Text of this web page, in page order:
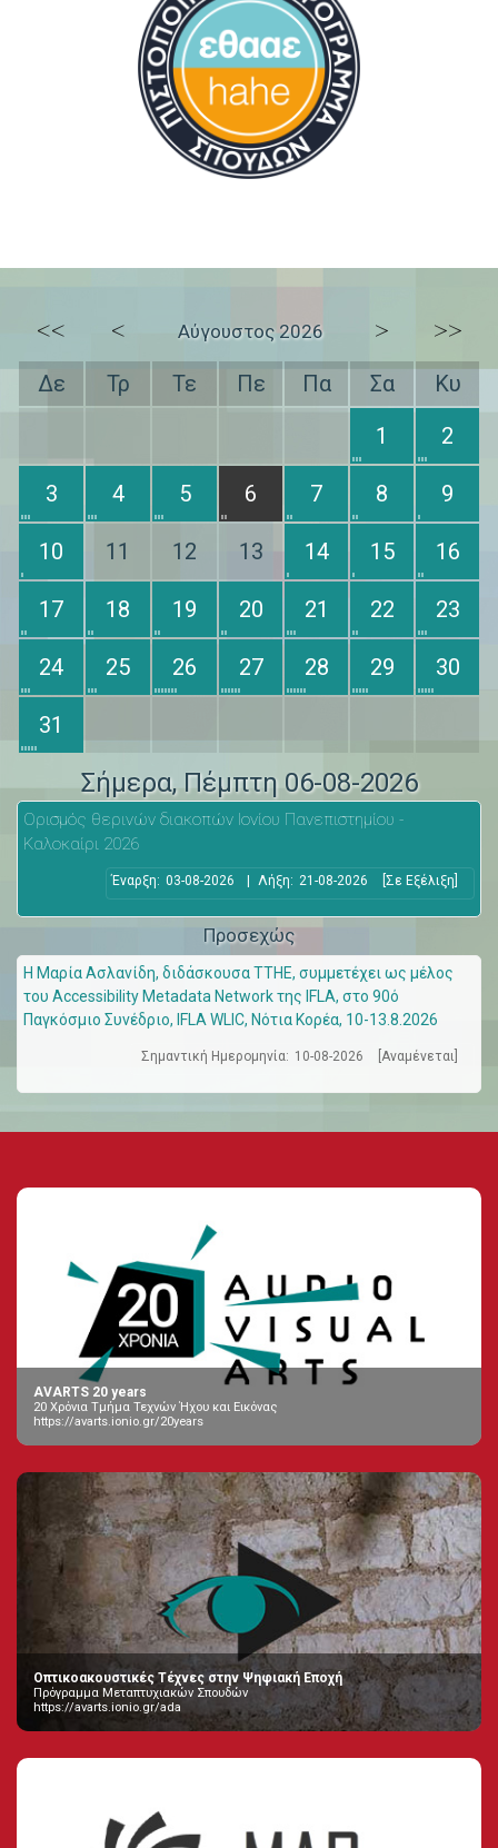
<< < Αύγουστος 2026 > >>
Δε Τρ Τε Πε Πα Σα
Κυ
1
2
3 4 5 6 7 8 9
10 11 12 13 14 15 16
17 18 19 20 21 22 23
24 25 26 27 28 29 30
31
Σήμερα, Πέμπτη 06-08-2026
Ορισμός θερινών διακοπών Ιονίου Πανεπιστημίου -
Καλοκαίρι 2026
Έναρξη: 03-08-2026 Λήξη: 21-08-2026 [Σε Εξέλιξη]
Προσεχώς
Η Μαρία Ασλανίδη, διδάσκουσα ΤΤΗΕ, συμμετέχει ως μέλος
του Accessibility Metadata Network της IFLA, στο 90ό
Παγκόσμιο Συνέδριο, IFLA WLIC, Νότια Κορέα, 10-13.8.2026
Σημαντική Ημερομηνία: 10-08-2026 [Αναμένεται]
AVARTS 20 years
20 Χρόνια Τμήμα Τεχνών Ήχου και Εικόνας
https://avarts.ionio.gr/20years
Οπτικοακουστικές Τέχνες στην Ψηφιακή Εποχή
Πρόγραμμα Μεταπτυχιακών Σπουδών
https://avarts.ionio.gr/ada